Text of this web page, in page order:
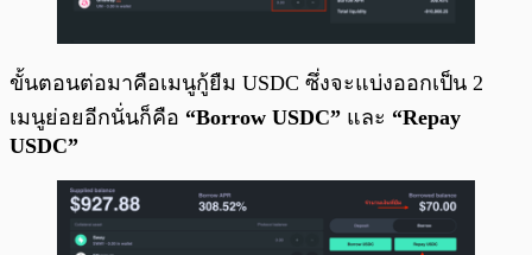
ขั้นตอนต่อมาคือเมนูกู้ยืม USDC ซึ่งจะแบ่งออกเป็น 2
เมนูย่อยอีกนั่นก็คือ “Borrow USDC” และ “Repay
USDC”